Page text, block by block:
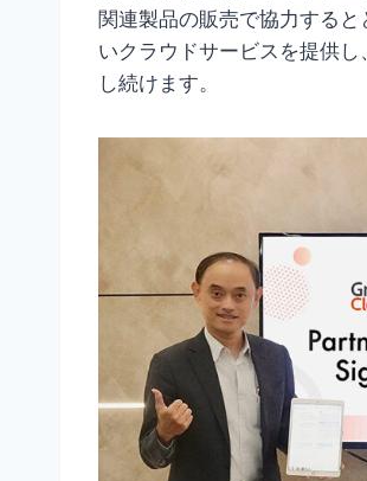
関連製品の販売で協力する
いクラウドサービスを提供
し続けます。